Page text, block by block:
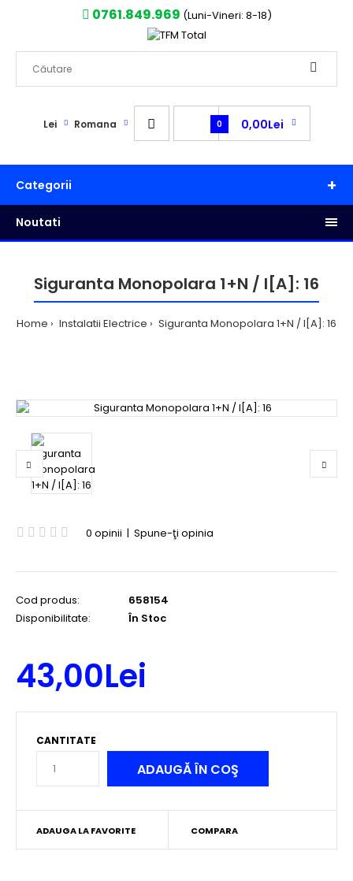
0761.849.969 (Luni-Vineri: 8-18)
Lei Romana 0 0,00Lei
Categorii
Noutati
Siguranta Monopolara 1+N / I[A]: 16
Home Instalatii Electrice Siguranta Monopolara 1+N / I[A]: 16
0 opinii | Spune-ţi opinia
Cod produs:
658154
Disponibilitate:
În Stoc
43,00Lei
CANTITATE
ADAUGA LA FAVORITE COMPARA